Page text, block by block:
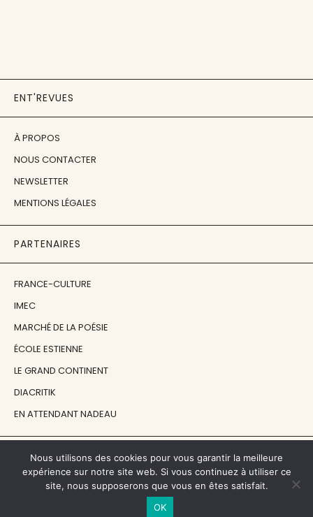
ENT'REVUES
À PROPOS
NOUS CONTACTER
NEWSLETTER
MENTIONS LÉGALES
PARTENAIRES
FRANCE-CULTURE
IMEC
MARCHÉ DE LA POÉSIE
ÉCOLE ESTIENNE
LE GRAND CONTINENT
DIACRITIK
EN ATTENDANT NADEAU
NOS SOUTIENS
CENTRE NATIONAL DU LIVRE
Nous utilisons des cookies pour vous garantir la meilleure
expérience sur notre site web. Si vous continuez à utiliser ce
site, nous supposerons que vous en êtes satisfait.
OK